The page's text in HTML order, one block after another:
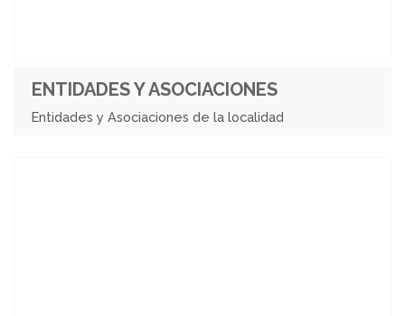
ENTIDADES Y ASOCIACIONES
Entidades y Asociaciones de la localidad